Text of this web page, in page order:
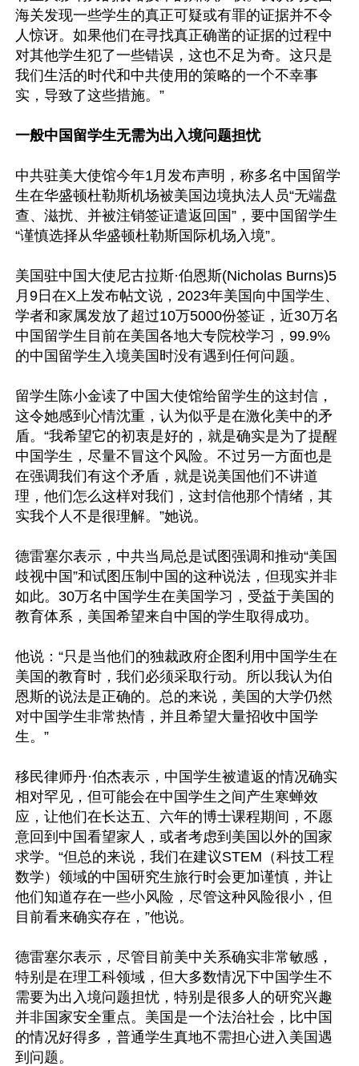
海关发现一些学生的真正可疑或有罪的证据并不令
人惊讶。如果他们在寻找真正确凿的证据的过程中
对其他学生犯了一些错误，这也不足为奇。这只是
我们生活的时代和中共使用的策略的一个不幸事
实，导致了这些措施。”
一般中国留学生无需为出入境问题担忧
中共驻美大使馆今年1月发布声明，称多名中国留学
生在华盛顿杜勒斯机场被美国边境执法人员“无端盘
查、滋扰、并被注销签证遣返回国”，要中国留学生
“谨慎选择从华盛顿杜勒斯国际机场入境”。
美国驻中国大使尼古拉斯·伯恩斯(Nicholas Burns)5
月9日在X上发布帖文说，2023年美国向中国学生、
学者和家属发放了超过10万5000份签证，近30万名
中国留学生目前在美国各地大专院校学习，99.9%
的中国留学生入境美国时没有遇到任何问题。
留学生陈小金读了中国大使馆给留学生的这封信，
这令她感到心情沈重，认为似乎是在激化美中的矛
盾。“我希望它的初衷是好的，就是确实是为了提醒
中国学生，尽量不冒这个风险。不过另一方面也是
在强调我们有这个矛盾，就是说美国他们不讲道
理，他们怎么这样对我们，这封信他那个情绪，其
实我个人不是很理解。”她说。
德雷塞尔表示，中共当局总是试图强调和推动“美国
歧视中国”和试图压制中国的这种说法，但现实并非
如此。30万名中国学生在美国学习，受益于美国的
教育体系，美国希望来自中国的学生取得成功。
他说：“只是当他们的独裁政府企图利用中国学生在
美国的教育时，我们必须采取行动。所以我认为伯
恩斯的说法是正确的。总的来说，美国的大学仍然
对中国学生非常热情，并且希望大量招收中国学
生。”
移民律师丹·伯杰表示，中国学生被遣返的情况确实
相对罕见，但可能会在中国学生之间产生寒蝉效
应，让他们在长达五、六年的博士课程期间，不愿
意回到中国看望家人，或者考虑到美国以外的国家
求学。“但总的来说，我们在建议STEM（科技工程
数学）领域的中国研究生旅行时会更加谨慎，并让
他们知道存在一些小风险，尽管这种风险很小，但
目前看来确实存在，”他说。
德雷塞尔表示，尽管目前美中关系确实非常敏感，
特别是在理工科领域，但大多数情况下中国学生不
需要为出入境问题担忧，特别是很多人的研究兴趣
并非国家安全重点。美国是一个法治社会，比中国
的情况好得多，普通学生真地不需担心进入美国遇
到问题。